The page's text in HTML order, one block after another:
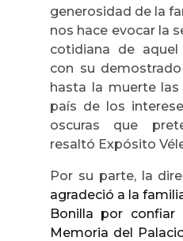
generosidad de la
nos hace evocar la
cotidiana de aquel
con su
hasta la muerte
país de los
oscuras que
resaltó Expósito
Por su parte, la
agradeció a la
Bonilla por
Memoria del